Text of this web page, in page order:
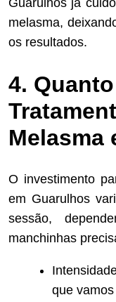
Guarulhos já
melasma,
os resultados.
4.
Melasma
O investimento
em Guarulhos
sessão,
manchinhas
que